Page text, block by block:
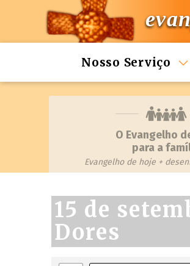
Nosso Serviço
O Evangelho
para a
Evangelho de hoje +
15 de
Dores